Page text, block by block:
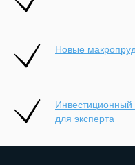
Новые
Инвестиционный
для эксперта